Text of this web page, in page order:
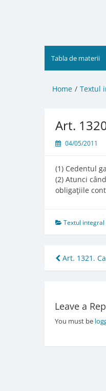
Tabla de materii
Home Textul
Art.
04/05/2011
(1) Cedentul
(2) Atunci
obligaţiile
Textul integral
Post
Art. 1321.
Leave a
You must be